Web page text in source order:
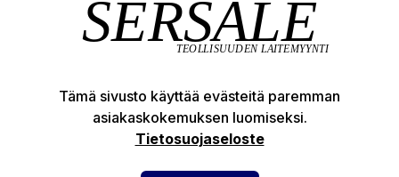
LISÄÄ OSTOSKORIIN
Tuotekuvaus
Tämä sivusto käyttää evästeitä paremman
asiakaskokemuksen luomiseksi.
Tietosuojaseloste